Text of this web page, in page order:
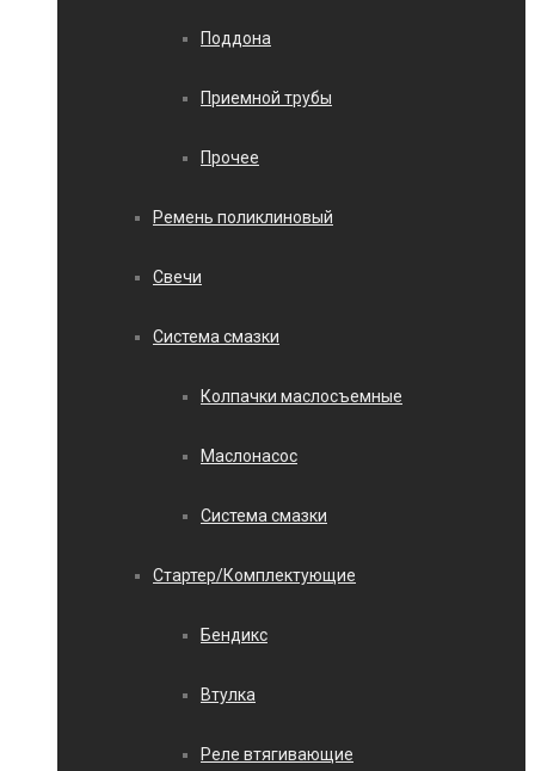
Поддона
Приемной трубы
Прочее
Ремень поликлиновый
Свечи
Система смазки
Колпачки маслосъемные
Маслонасос
Система смазки
Стартер/Комплектующие
Бендикс
Втулка
Реле втягивающие